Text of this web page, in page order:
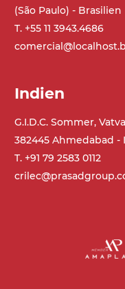
(São Paulo) - Brasilien
T. +55 11 3943.4686
Indien
G.I.D.C. Sommer, Vatva
382445 Ahmedabad -
T. +91 79 2583 0112